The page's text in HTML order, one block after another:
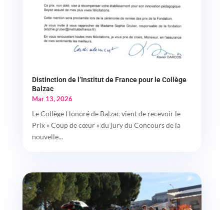
Distinction de l’Institut de France pour le Collège
Balzac
Mar 13, 2026
Le Collège Honoré de Balzac vient de recevoir le
Prix « Coup de cœur » du jury du Concours de la
nouvelle...